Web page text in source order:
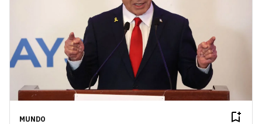
MUNDO